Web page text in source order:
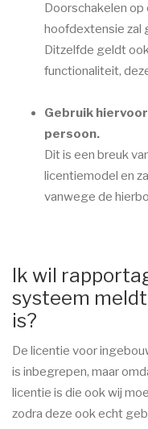
Doorschakelen op
hoofdextensie zal
Ditzelfde geldt
functionaliteit,
Gebruik
persoon.
Dit is een breuk
licentiemodel en
vanwege de
Ik wil
systeem
is?
De licentie voor
is inbegrepen, maar
licentie is die ook wij
zodra deze ook echt